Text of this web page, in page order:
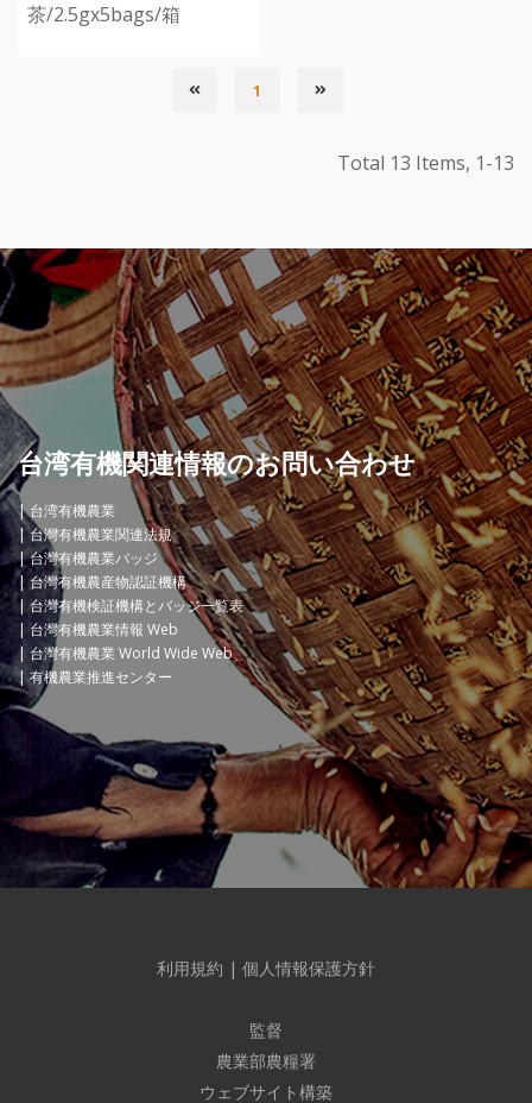
茶/2.5gx5bags/箱
1
Total 13 Items, 1-13
台湾有機関連情報のお問い合わせ
台湾有機農業
台灣有機農業関連法規
台灣有機農業バッジ
台灣有機農産物認証機構
台灣有機検証機構とバッジ一覧表
台灣有機農業情報 Web
台灣有機農業 World Wide Web
有機農業推進センター
利用規約 | 個人情報保護方針
監督
農業部農糧署
ウェブサイト構築